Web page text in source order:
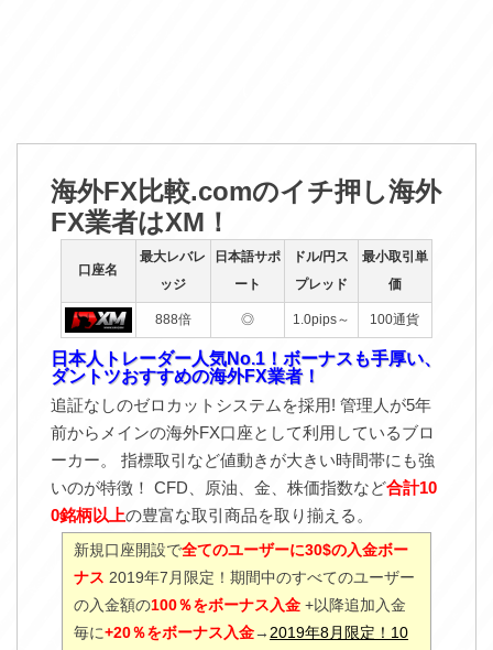
海外FX比較.comのイチ押し海外
FX業者はXM！
口座名
最大レバレ
ッジ
日本語サポ
ート
ドル/円ス
プレッド
最小取引単
価
888倍 ◎ 1.0pips～ 100通貨
日本人トレーダー人気No.1！ボーナスも手厚い、
ダントツおすすめの海外FX業者！
追証なしのゼロカットシステムを採用! 管理人が5年
前からメインの海外FX口座として利用しているブロ
ーカー。 指標取引など値動きが大きい時間帯にも強
いのが特徴！ CFD、原油、金、株価指数など合計10
0銘柄以上の豊富な取引商品を取り揃える。
新規口座開設で全てのユーザーに30$の入金ボー
ナス 2019年7月限定！期間中のすべてのユーザー
の入金額の100％をボーナス入金 +以降追加入金
毎に+20％をボーナス入金→ 2019年8月限定！10